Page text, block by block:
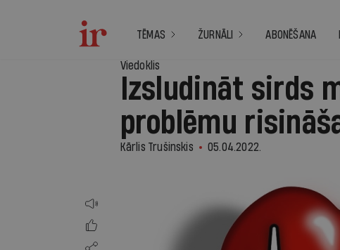
TĒMAS ŽURNĀLI ABONĒŠANA
Viedoklis
Izsludināt sirds
problēmu
Kārlis Trušinskis 05.04.2022.